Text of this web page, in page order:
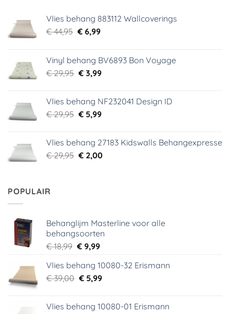
Vlies behang 883112 Wallcoverings
€44,95 Oorspronkelijke
€ 44,95.
€6,99Huidige
€ 6,99.
Vinyl behang BV6893 Bon Voyage
€29,95 Oorspronkelijke
€ 29,95.
€3,99Huidige
€ 3,99.
Vlies behang NF232041 Design ID
€29,95 Oorspronkelijke
€ 29,95.
€5,99Huidige
€ 5,99.
Vlies behang 27183 Kidswalls Behangexpresse
€29,95 Oorspronkelijke
€2,00Huidige
POPULAIR
Behanglijm Masterline voor alle
behangsoorten
€18,99 Oorspronkelijke
was:
€ 18,99.
€9,99Huidige
is:
€ 9,99.
Vlies behang 10080-32 Erismann
€39,00 Oorspronkelijke
€ 39,00.
€5,99Huidige
€ 5,99.
Vlies behang 10080-01 Erismann